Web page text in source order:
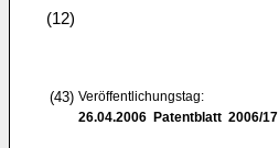
(12)
(43) Veröffentlichungstag:
26.04.2006 Patentblatt 2006/17